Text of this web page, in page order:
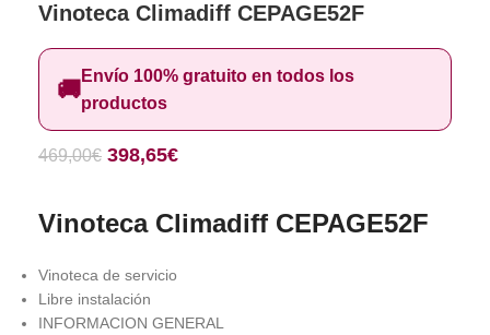
Vinoteca Climadiff CEPAGE52F
🚚Envío 100% gratuito en todos los
productos
469,00€ 398,65€
Vinoteca Climadiff CEPAGE52F
Vinoteca de servicio
Libre instalación
INFORMACION GENERAL